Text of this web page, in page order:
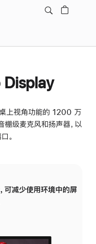
Display
上视角功能的 1200 万
级麦克风和扬声器，以
。
可减少使用环境中的屏